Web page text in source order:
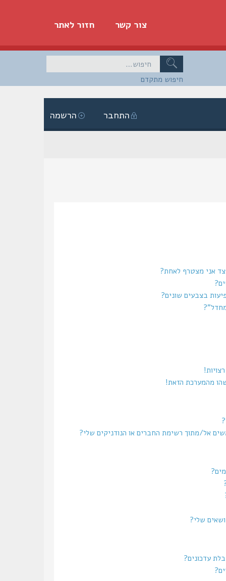
חזור לאתר צור קשר
חיפוש מתקדם
הרשמה התחבר
אני מצטרף לאחת?
בצבעים שונים?
מהמערכת הזאת!
אל/מתוך רשימת החברים או הנודניקים שלי?
שלי?
עדכונים?